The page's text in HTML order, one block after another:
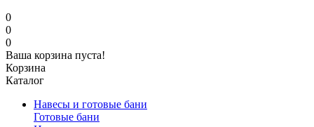
0
0
0
Ваша корзина пуста!
Корзина
Каталог
Навесы и готовые бани
Готовые бани